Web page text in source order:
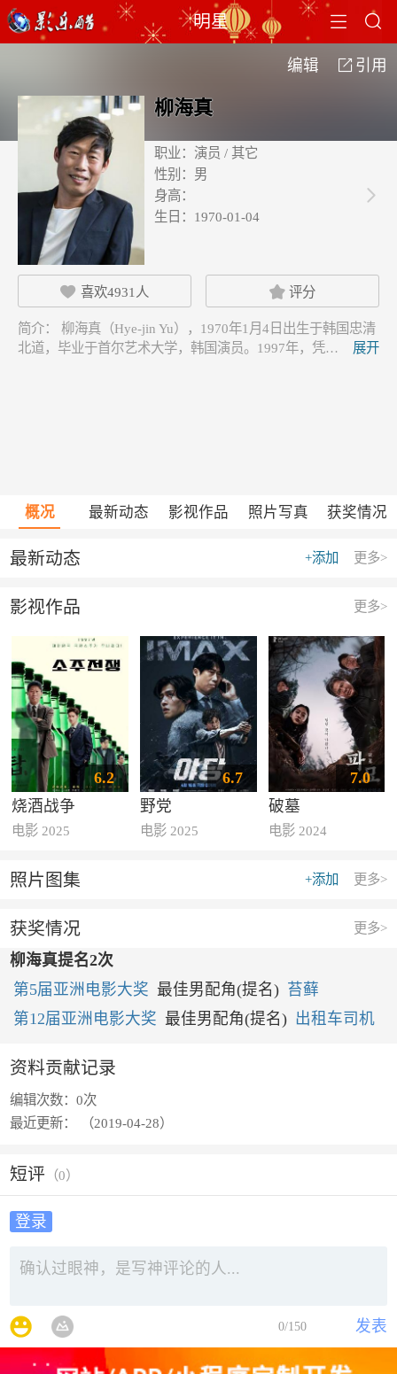
 
明星
编辑  引用
柳海真
职业： 演员 / 其它
性别： 男
身高：
生日： 1970-01-04

 喜欢4931 人  评分
简介：
北道，毕业于首尔艺术大学，韩国演员。1997年，凭…
展开
概况 最新动态 影视作品 照片写真 获奖情况
更多>
+添加
最新动态
更多>
影视作品
6.2
烧酒战争
电影 2025
6.7
野党
电影 2025
7.0
破墓
电影 2024
更多>
+添加
照片图集
更多>
获奖情况
柳海真提名2次
第5届亚洲电影大奖 最佳男配角(提名) 苔藓
第12届亚洲电影大奖 最佳男配角(提名) 出租车司机
资料贡献记录
编辑次数：0次
最近更新：
（2019-04-28）
短评 （0）
登录
发表
0/150